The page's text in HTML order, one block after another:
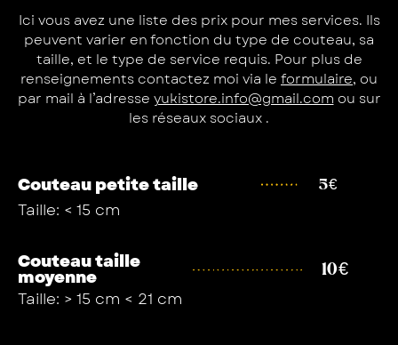
Ici vous avez une liste des prix pour mes services. Ils
peuvent varier en fonction du type de couteau, sa
taille, et le type de service requis. Pour plus de
renseignements contactez moi via le formulaire, ou
par mail à l’adresse yukistore.info@gmail.com ou sur
les réseaux sociaux .
Couteau petite taille 5€
Taille: < 15 cm
Couteau taille
moyenne 10€
Taille: > 15 cm < 21 cm